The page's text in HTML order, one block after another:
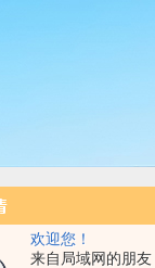
欢迎您！
来自局域网的朋